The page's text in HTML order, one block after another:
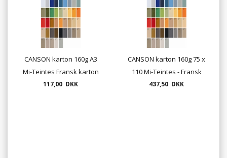
CANSON karton 160g A3
Mi-Teintes Fransk karton
(pakkesalg med 10 ark)
117,00 DKK
CANSON karton 160g 75 x
110 Mi-Teintes - Fransk
karton (Pris pr. pk.med 10
437,50 DKK